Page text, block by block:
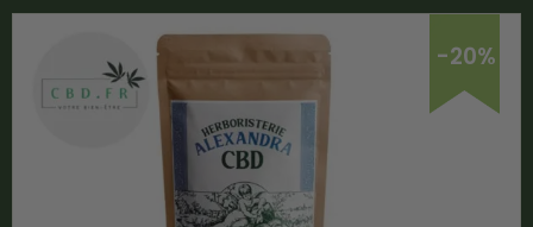
-20%